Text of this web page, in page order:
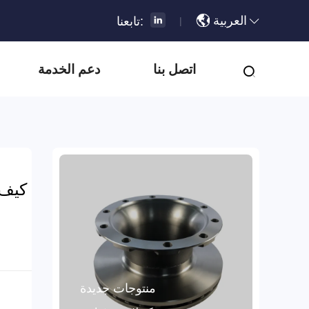
تابعنا: | العربية
دعم الخدمة اتصل بنا
منتوجات جديدة